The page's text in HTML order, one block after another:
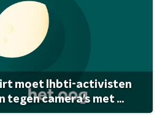
moet lhbti-activisten
tegen camera's met ...